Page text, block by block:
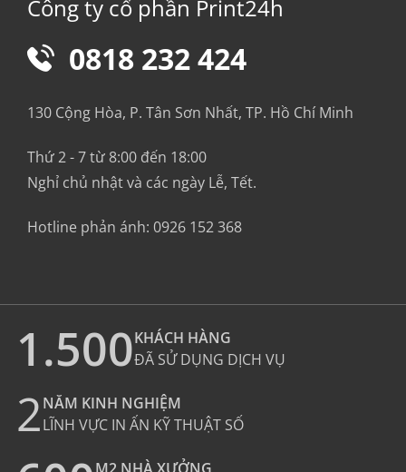
Công ty cổ phần Print24h
0818 232 424
130 Cộng Hòa, P. Tân Sơn Nhất, TP. Hồ Chí Minh
Thứ 2 - 7 từ 8:00 đến 18:00
Nghỉ chủ nhật và các ngày Lễ, Tết.
Hotline phản ánh: 0926 152 368
1.500KHÁCH HÀNG
ĐÃ SỬ DỤNG DỊCH VỤ
2NĂM KINH NGHIỆM
LĨNH VỰC IN ẤN KỸ THUẬT SỐ